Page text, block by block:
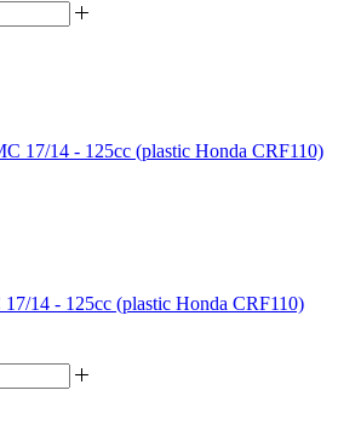
14 - 125cc (plastic Honda CRF110)